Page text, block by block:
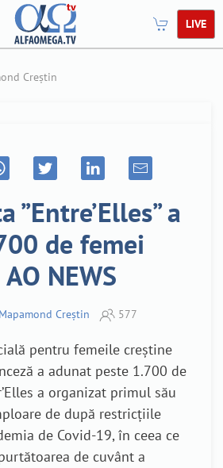
LIVE
Creștin
”Entre’Elles” a
de femei
NEWS
Mapamond Creștin 577
pentru femeile creștine
a adunat peste 1.700 de
a organizat primul său
de după restricțiile
de Covid-19, în ceea ce
de cuvânt a